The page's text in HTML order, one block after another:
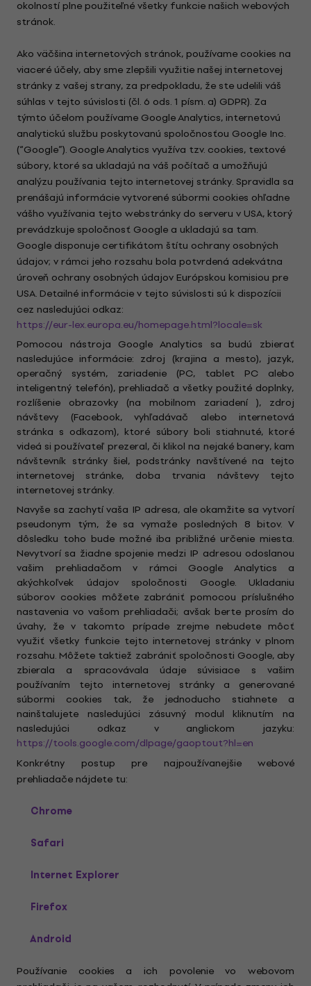
okolností plne použiteľné všetky funkcie našich webových
stránok.
Ako väčšina internetových stránok, používame cookies na
viaceré účely, aby sme zlepšili využitie našej internetovej
stránky z vašej strany, za predpokladu, že ste udelili váš
súhlas v tejto súvislosti (čl. 6 ods. 1 písm. a) GDPR). Za
týmto účelom používame Google Analytics, internetovú
analytickú službu poskytovanú spoločnosťou Google Inc.
(“Google”). Google Analytics využíva tzv. cookies, textové
súbory, ktoré sa ukladajú na váš počítač a umožňujú
analýzu používania tejto internetovej stránky. Spravidla sa
prenášajú informácie vytvorené súbormi cookies ohľadne
vášho využívania tejto webstránky do serveru v USA, ktorý
prevádzkuje spoločnosť Google a ukladajú sa tam.
Google disponuje certifikátom štítu ochrany osobných
údajov; v rámci jeho rozsahu bola potvrdená adekvátna
úroveň ochrany osobných údajov Európskou komisiou pre
USA. Detailné informácie v tejto súvislosti sú k dispozícii
cez nasledujúci odkaz:
https://eur-lex.europa.eu/homepage.html?locale=sk
Pomocou nástroja Google Analytics sa budú zbierať
nasledujúce informácie: zdroj (krajina a mesto), jazyk,
operačný systém, zariadenie (PC, tablet PC alebo
inteligentný telefón), prehliadač a všetky použité doplnky,
rozlíšenie obrazovky (na mobilnom zariadení ), zdroj
návštevy (Facebook, vyhľadávač alebo internetová
stránka s odkazom), ktoré súbory boli stiahnuté, ktoré
videá si používateľ prezeral, či klikol na nejaké banery, kam
návštevník stránky šiel, podstránky navštívené na tejto
internetovej stránke, doba trvania návštevy tejto
internetovej stránky.
Navyše sa zachytí vaša IP adresa, ale okamžite sa vytvorí
pseudonym tým, že sa vymaže posledných 8 bitov. V
dôsledku toho bude možné iba približné určenie miesta.
Nevytvorí sa žiadne spojenie medzi IP adresou odoslanou
vašim prehliadačom v rámci Google Analytics a
akýchkoľvek údajov spoločnosti Google. Ukladaniu
súborov cookies môžete zabrániť pomocou príslušného
nastavenia vo vašom prehliadači; avšak berte prosím do
úvahy, že v takomto prípade zrejme nebudete môcť
využiť všetky funkcie tejto internetovej stránky v plnom
rozsahu. Môžete taktiež zabrániť spoločnosti Google, aby
zbierala a spracovávala údaje súvisiace s vašim
používaním tejto internetovej stránky a generované
súbormi cookies tak, že jednoducho stiahnete a
nainštalujete nasledujúci zásuvný modul kliknutím na
nasledujúci odkaz v anglickom jazyku:
https://tools.google.com/dlpage/gaoptout?hl=en
Konkrétny postup pre najpoužívanejšie webové
prehliadače nájdete tu:
Chrome
Safari
Internet Explorer
Firefox
Android
Používanie cookies a ich povolenie vo webovom